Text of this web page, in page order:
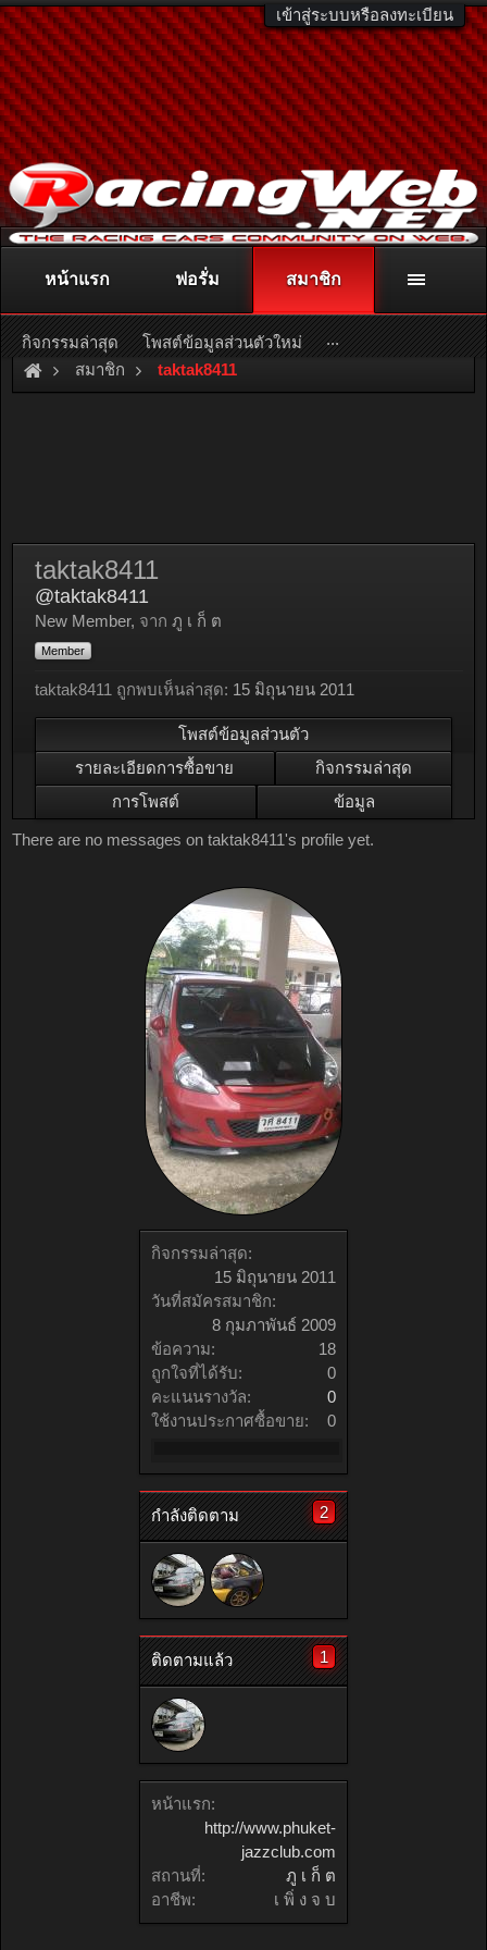
เข้าสู่ระบบหรือลงทะเบียน
ติดต่อลงโฆษณา racingweb@gmail.comหรือโทร. 081-811-1138
หรืออ่านรายละเอียดเพิ่มเติม คลิกที่นี่
สมาชิก taktak8411
กิจกรรมล่าสุด:
15 มิถุนายน 2011
วันที่สมัครสมาชิก:
8 กุมภาพันธ์ 2009
ข้อความ:
18
ถูกใจที่ได้รับ:
0
คะแนนรางวัล:
0
ใช้งานประกาศซื้อขาย:
0
กำลังติดตาม 2
ติดตามแล้ว 1
หน้าแรก:
http://www.phuket-
jazzclub.com
สถานที่:
ภู เ ก็ ต
อาชีพ:
เ พิ่ ง จ บ
taktak8411
@taktak8411
New Member, จาก ภู เ ก็ ต
Member
taktak8411 ถูกพบเห็นล่าสุด: 15 มิถุนายน 2011
โพสต์ข้อมูลส่วนตัว
รายละเอียดการซื้อขาย
กิจกรรมล่าสุด
การโพสต์
ข้อมูล
There are no messages on taktak8411's profile yet.
หน้าแรก ฟอรั่ม สมาชิก
กิจกรรมล่าสุด โพสต์ข้อมูลส่วนตัวใหม่ ...